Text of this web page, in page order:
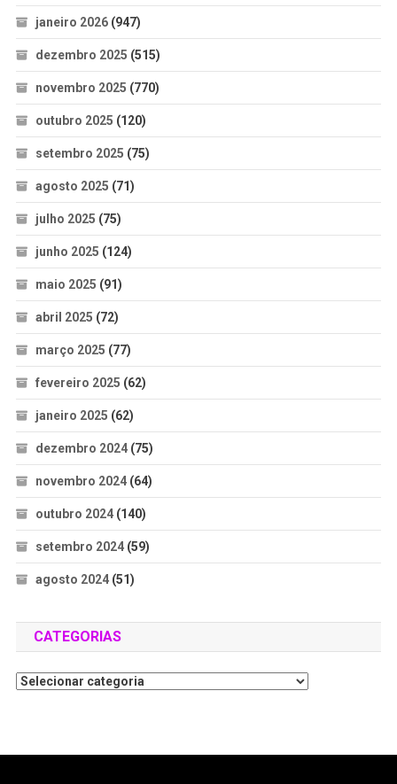
janeiro 2026(947)
dezembro 2025 (515)
novembro 2025 (770)
outubro 2025 (120)
setembro 2025 (75)
agosto 2025 (71)
julho 2025 (75)
junho 2025 (124)
maio 2025 (91)
abril 2025 (72)
março 2025 (77)
fevereiro 2025 (62)
janeiro 2025 (62)
dezembro 2024(75)
novembro 2024(64)
outubro 2024(140)
setembro 2024(59)
agosto 2024(51)
CATEGORIAS